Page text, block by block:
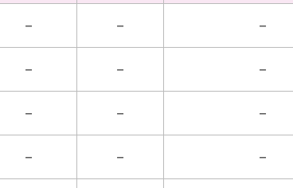
－ － －
－ － －
－ － －
－ － －